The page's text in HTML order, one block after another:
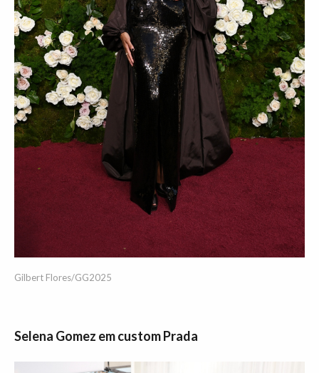
Gilbert Flores/GG2025
Selena Gomez em custom Prada